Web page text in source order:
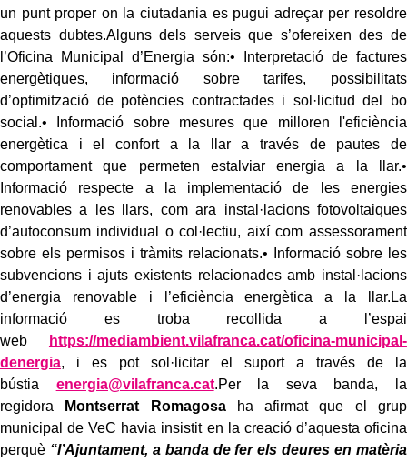
un punt proper on la ciutadania es pugui adreçar per resoldre
aquests dubtes.Alguns dels serveis que s’ofereixen des de
l’Oficina Municipal d’Energia són:• Interpretació de factures
energètiques, informació sobre tarifes, possibilitats
d’optimització de potències contractades i sol·licitud del bo
social.• Informació sobre mesures que milloren l'eficiència
energètica i el confort a la llar a través de pautes de
comportament que permeten estalviar energia a la llar.•
Informació respecte a la implementació de les energies
renovables a les llars, com ara instal·lacions fotovoltaiques
d’autoconsum individual o col·lectiu, així com assessorament
sobre els permisos i tràmits relacionats.• Informació sobre les
subvencions i ajuts existents relacionades amb instal·lacions
d’energia renovable i l’eficiència energètica a la llar.La
informació es troba recollida a l’espai
web
https://mediambient.vilafranca.cat/oficina-municipal-
denergia, i es pot sol·licitar el suport a través de la
bústia energia@vilafranca.cat.Per la seva banda, la
regidora
Montserrat Romagosaha afirmat que el grup
municipal de VeC havia insistit en la creació d’aquesta oficina
perquè “l’Ajuntament, a banda de fer els deures en matèria